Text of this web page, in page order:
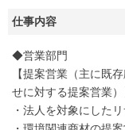
仕事内容
◆営業部門
【提案営業（主に既
せに対する提案営業）
・法人を対象にした